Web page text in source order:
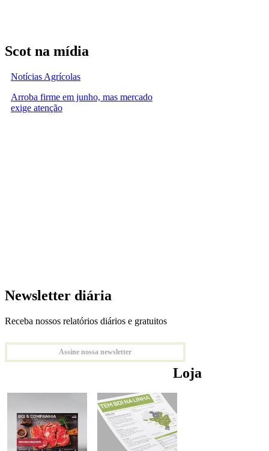
Scot na mídia
Notícias Agrícolas
Arroba firme em junho, mas mercado
exige atenção
Newsletter diária
Receba nossos relatórios diários e gratuitos
Assine nossa newsletter
Loja